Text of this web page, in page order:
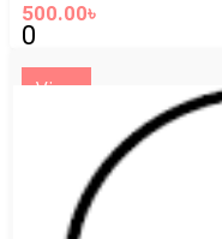
500.00৳
0
View